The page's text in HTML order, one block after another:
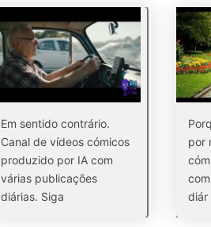
Em sentido contrário.
Canal de vídeos cómicos
produzido por IA com
várias publicações
diárias. Siga
por
diár